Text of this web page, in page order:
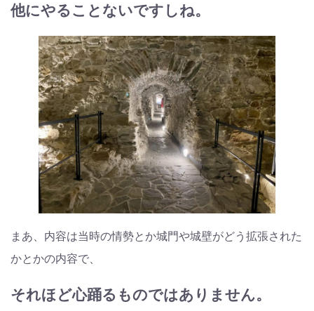
他にやることないですしね。
まあ、内容は当時の情勢とか城門や城壁がどう拡張された
かとかの内容で、
それほど心踊るものではありません。